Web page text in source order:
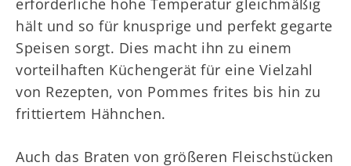
erforderliche hohe Temperatur gleichmäßig
hält und so für knusprige und perfekt gegarte
Speisen sorgt. Dies macht ihn zu einem
vorteilhaften Küchengerät für eine Vielzahl
von Rezepten, von Pommes frites bis hin zu
frittiertem Hähnchen.
Auch das Braten von größeren Fleischstücken